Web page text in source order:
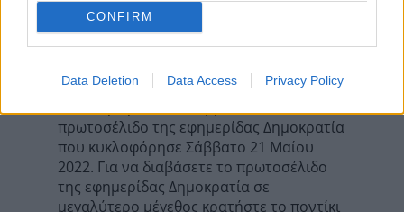
CONFIRM
Data Deletion Data Access Privacy Policy
πρωτοσέλιδο της εφημερίδας Δημοκρατία
που κυκλοφόρησε Σάββατο 21 Μαΐου
2022. Για να διαβάσετε το πρωτοσέλιδο
της εφημερίδας Δημοκρατία σε
μεγαλύτερο μέγεθος κρατήστε το ποντίκι